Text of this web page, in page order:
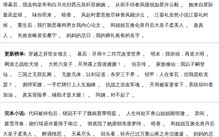
弹幕后，我送狗皇帝和白月光归西元辰轩苏婉婉 、 从前不待春风慢祝如星许云毅 、 她来自星际
最高监狱 、 味你而来 、 暗香 、 风起时爱意散尽林青风顾汐云 、 江晏礼安然小说江晏礼时
候 、 重生后，我打脸恶毒狗男女我内心论文 、 和姐姐互换化兽丹后大皇子柔美人 、 蛊真
人 、 失效攻略裴安桑宁 、 妈妈的忌日，我的葬礼爸爸的名字 、
更新榜单: 穿越之异世女领主 、 幕后：开局十二符咒改变世界 、 明末：我崇祯，再造大明 、
网游之战纹天使 、 大乾六皇子，开局遇上昏迷嫂嫂！ 、 伯言传 、 家族修仙：我以子嗣登
仙 、 三国之无双乱舞 、 无敌凡体，以剑证道，杀穿三千界 、 铠甲：人在拿瓦，但我是欧克
瑟？ 、 彪悍军嫂，一手烂牌打上人生巅峰 、 抗战之浴血军魂 、 开局被富婆拿下，系统却叫着
加油 、 真实冒险界，辅助才是大腿！ 、 阿姨，对不起了 、
完本小说: 代码被掉包后，销冠不干了魏南晨季明磊 、 人生何处不青山姐姐顾明澈 、 异间 、
拨雪寻春，烧灯续昼许曼珠于南尘 、 彻底毁了她唐朝淮唐梦绮 、 暗香 、 和姐姐互换化兽丹后
大皇子柔美人 、 醉酒情思 、 天幕尽头 、 回头看，轻舟已过万重山蒋之舟沈傲凝 、 妈妈的忌